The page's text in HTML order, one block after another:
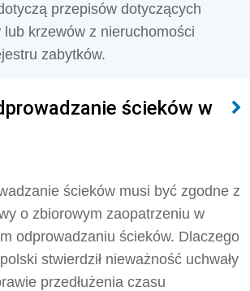
przepisów dotyczących
krzewów z nieruchomości
zabytków.
ścieków w
ścieków musi być zgodne z
o zbiorowym zaopatrzeniu w
odprowadzaniu ścieków. Dlaczego
stwierdził nieważność uchwały
przedłużenia czasu